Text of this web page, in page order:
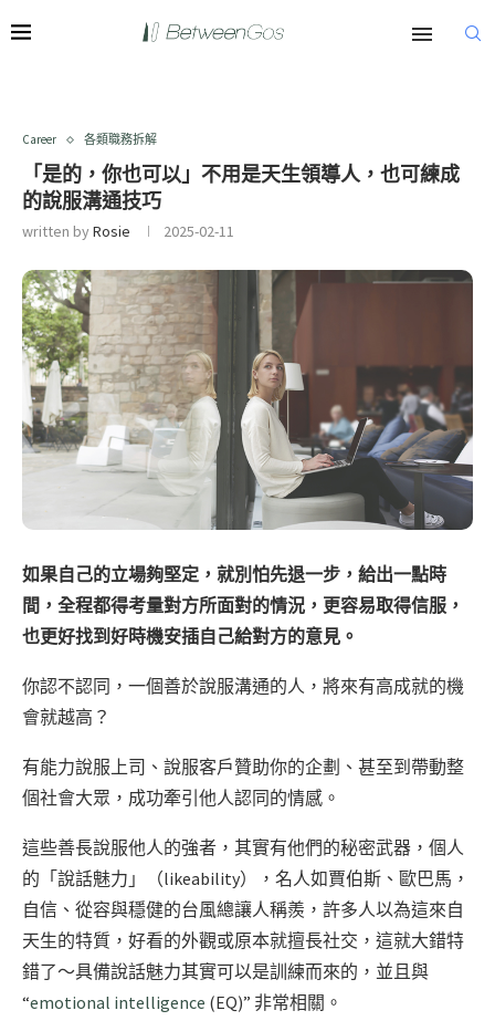
Career 各類職務拆解
「是的，你也可以」不用是天生領導人，也可練成
的說服溝通技巧
written byRosie 2025-02-11
如果自己的立場夠堅定，就別怕先退一步，給出一點時
間，全程都得考量對方所面對的情況，更容易取得信服，
也更好找到好時機安插自己給對方的意見。
你認不認同，一個善於說服溝通的人，將來有高成就的機
會就越高？
有能力說服上司、說服客戶贊助你的企劃、甚至到帶動整
個社會大眾，成功牽引他人認同的情感。
這些善長說服他人的強者，其實有他們的秘密武器，個人
的「說話魅力」（likeability），名人如賈伯斯、歐巴馬，
自信、從容與穩健的台風總讓人稱羨，許多人以為這來自
天生的特質，好看的外觀或原本就擅長社交，這就大錯特
錯了～具備說話魅力其實可以是訓練而來的，並且與
“emotional intelligence (EQ)” 非常相關。